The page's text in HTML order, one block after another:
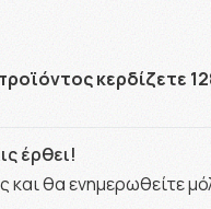
κερδίζετε
έρθει!
θα ενημερωθείτε